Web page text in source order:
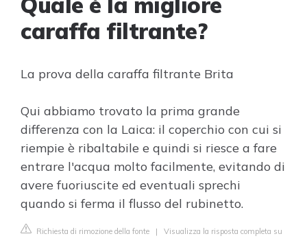
caraffa filtrante?
La prova della caraffa filtrante Brita
Qui abbiamo trovato la prima grande
differenza con la Laica: il coperchio con cui si
riempie è ribaltabile e quindi si riesce a fare
entrare l'acqua molto facilmente, evitando di
avere fuoriuscite ed eventuali sprechi
quando si ferma il flusso del rubinetto.
Richiesta di rimozione della fonte | Visualizza la risposta completa su